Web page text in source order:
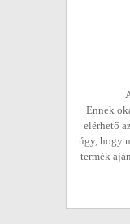
Ennek
elérhető
úgy, hogy
termék